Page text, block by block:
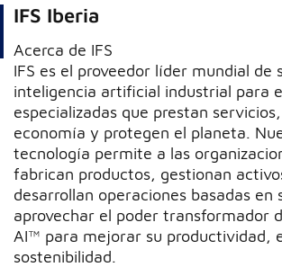
IFS Iberia
Acerca de IFS
IFS es el proveedor líder mundial de
inteligencia artificial industrial para
especializadas que prestan
economía y protegen el planeta.
tecnología permite a las
fabrican productos, gestionan
desarrollan operaciones basadas en
aprovechar el poder transformador
AI™ para mejorar su productividad,
sostenibilidad.